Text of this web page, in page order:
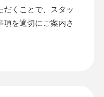
だくことで、スタッ
項を適切にご案内さ